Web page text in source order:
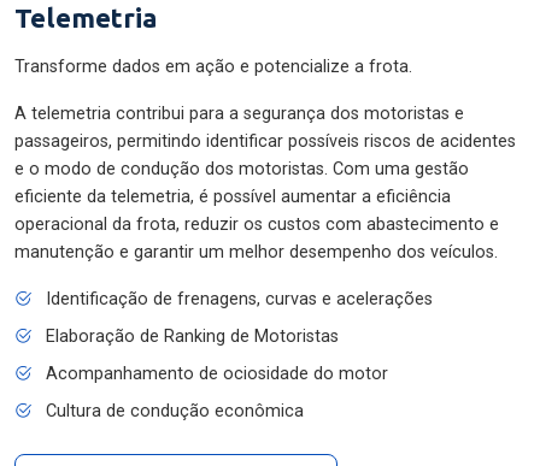
Telemetria
Transforme dados em ação e potencialize a frota.
A telemetria contribui para a segurança dos motoristas e
passageiros, permitindo identificar possíveis riscos de acidentes
e o modo de condução dos motoristas. Com uma gestão
eficiente da telemetria, é possível aumentar a eficiência
operacional da frota, reduzir os custos com abastecimento e
manutenção e garantir um melhor desempenho dos veículos.
Identificação de frenagens, curvas e acelerações
Elaboração de Ranking de Motoristas
Acompanhamento de ociosidade do motor
Cultura de condução econômica